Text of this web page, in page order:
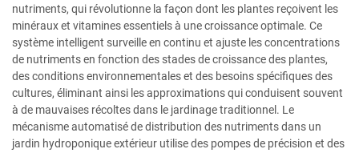
nutriments, qui révolutionne la façon dont les plantes reçoivent les
minéraux et vitamines essentiels à une croissance optimale. Ce
système intelligent surveille en continu et ajuste les concentrations
de nutriments en fonction des stades de croissance des plantes,
des conditions environnementales et des besoins spécifiques des
cultures, éliminant ainsi les approximations qui conduisent souvent
à de mauvaises récoltes dans le jardinage traditionnel. Le
mécanisme automatisé de distribution des nutriments dans un
jardin hydroponique extérieur utilise des pompes de précision et des